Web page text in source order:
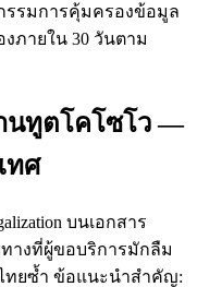
รรมการคุ้มครองข้อมูล
ภายใน 30 วันตาม
นทูตโคโซโว —
ทศ
บนเอกสาร
างที่ผู้ขอบริการมักลืม
ทยซ้ำ ข้อแนะนำสำคัญ: